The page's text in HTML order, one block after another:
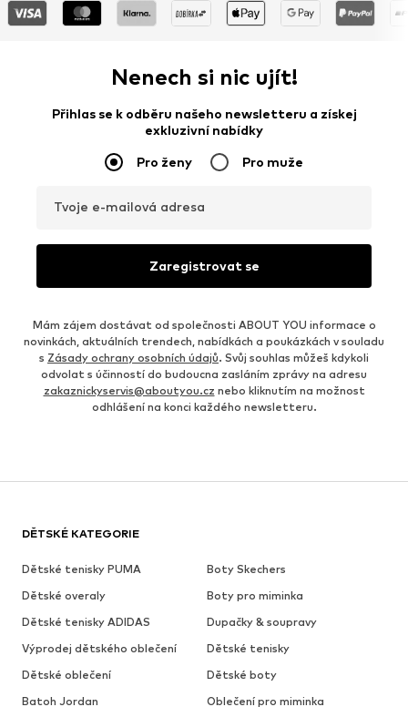
Nenech si nic ujít!
Přihlas se k odběru našeho newsletteru a získej
exkluzivní nabídky
Pro ženy Pro muže
Tvoje e-mailová adresa
Zaregistrovat se
Mám zájem dostávat od společnosti ABOUT YOU informace o
novinkách, aktuálních trendech, nabídkách a poukázkách v souladu
s Zásady ochrany osobních údajů. Svůj souhlas můžeš kdykoli
odvolat s účinností do budoucna zasláním zprávy na adresu
zakaznickyservis@aboutyou.cz nebo kliknutím na možnost
odhlášení na konci každého newsletteru.
DĚTSKÉ KATEGORIE
Dětské tenisky PUMA
Boty Skechers
Dětské overaly
Boty pro miminka
Dětské tenisky ADIDAS
Dupačky & soupravy
Výprodej dětského oblečení
Dětské tenisky
Dětské oblečení
Dětské boty
Batoh Jordan
Oblečení pro miminka